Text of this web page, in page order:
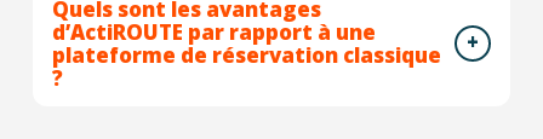
Quels sont les avantages
d’ActiROUTE par rapport à une
plateforme de réservation classique
?